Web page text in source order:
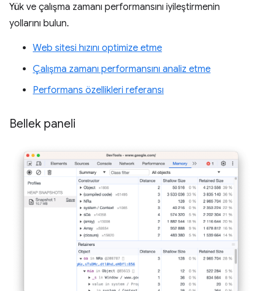
Yük ve çalışma zamanı performansını iyileştirmenin
yollarını bulun.
Web sitesi hızını optimize etme
Çalışma zamanı performansını analiz etme
Performans özellikleri referansı
Bellek paneli